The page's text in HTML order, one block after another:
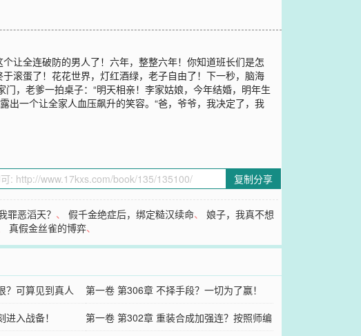
让全连破防的男人了！六年，整整六年！你知道班长们是怎
滚蛋了！花花世界，灯红酒绿，老子自由了！下一秒，脑海
，老爹一拍桌子：“明天相亲！李家姑娘，今年结婚，明年生
出一个让全家人血压飙升的笑容。“爸，爷爷，我决定了，我
复制分享
罪恶滔天？ 、假千金绝症后，绑定糙汉续命、娘子，我真不想
真假金丝雀的博弈、
？可算见到真人
第一卷 第306章 不择手段？一切为了赢！
入战备！
第一卷 第302章 重装合成加强连？按照师编